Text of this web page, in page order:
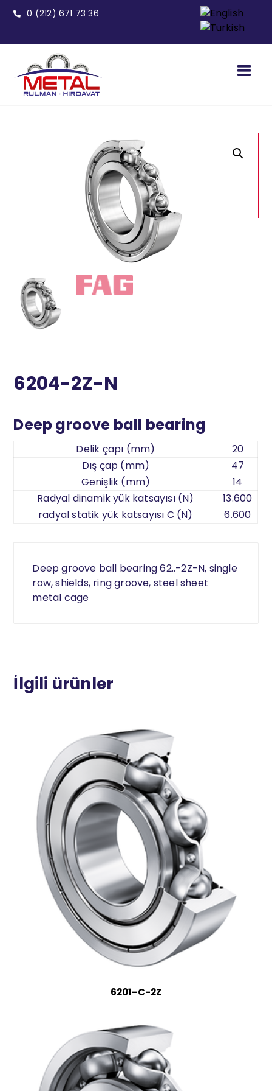
0 (212) 671 73 36
6204-2Z-N
Deep groove ball bearing
Delik çapı (mm)
20
Dış çap (mm)
47
Genişlik (mm)
14
Radyal dinamik yük katsayısı (N)
13.600
radyal statik yük katsayısı C (N)
6.600
Deep groove ball bearing 62..-2Z-N, single
row, shields, ring groove, steel sheet
metal cage
İlgili ürünler
6201-C-2Z